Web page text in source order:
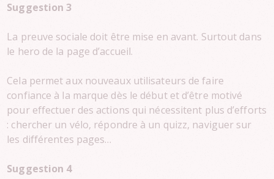
Suggestion 3
La preuve sociale doit être mise en avant. Surtout dans
le hero de la page d’accueil.
Cela permet aux nouveaux utilisateurs de faire
confiance à la marque dès le début et d’être motivé
pour effectuer des actions qui nécessitent plus d’efforts
: chercher un vélo, répondre à un quizz, naviguer sur
les différentes pages…
Suggestion 4